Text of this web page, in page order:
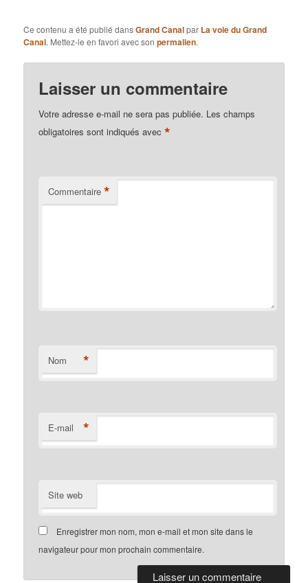
Ce contenu a été publié dansGrand Canalpar La voie du Grand
Canal. Mettez-le en favori avec sonpermalien.
Laisser un commentaire
Votre adresse e-mail ne sera pas publiée. Les champs
obligatoires sont indiqués avec*
Commentaire *
Nom *
E-mail *
Site web
Enregistrer mon nom, mon e-mail et mon site dans le
navigateur pour mon prochain commentaire.